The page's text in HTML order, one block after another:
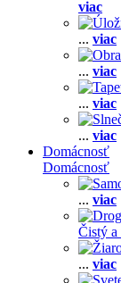
viac
... viac
... viac
... viac
... viac
Domácnosť
Domácnosť
... viac
Čistý a
... viac